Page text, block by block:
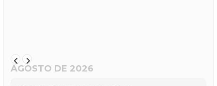
AGOSTO DE 2026